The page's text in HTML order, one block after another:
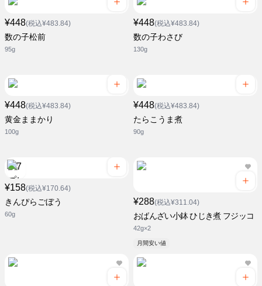
¥448(税込¥483.84)
数の子松前
95g
¥448(税込¥483.84)
数の子わさび
130g
¥448(税込¥483.84)
黄金ままかり
100g
¥448(税込¥483.84)
たらこうま煮
90g
¥158(税込¥170.64)
きんぴらごぼう
60g
¥288(税込¥311.04)
おばんざい小鉢 ひじき煮 フジッコ
42g×2
月間安い値